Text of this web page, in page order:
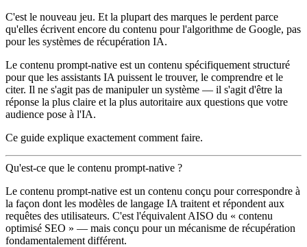
C'est le nouveau jeu. Et la plupart des marques le perdent parce
qu'elles écrivent encore du contenu pour l'algorithme de Google, pas
pour les systèmes de récupération IA.
Le contenu prompt-native est un contenu spécifiquement structuré
pour que les assistants IA puissent le trouver, le comprendre et le
citer. Il ne s'agit pas de manipuler un système — il s'agit d'être la
réponse la plus claire et la plus autoritaire aux questions que votre
audience pose à l'IA.
Ce guide explique exactement comment faire.
Qu'est-ce que le contenu prompt-native ?
Le contenu prompt-native est un contenu conçu pour correspondre à
la façon dont les modèles de langage IA traitent et répondent aux
requêtes des utilisateurs. C'est l'équivalent AISO du « contenu
optimisé SEO » — mais conçu pour un mécanisme de récupération
fondamentalement différent.